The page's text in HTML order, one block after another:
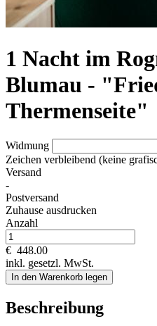
1 Nacht im
Blumau -
Thermenseite"
Widmung
Zeichen verbleibend (keine
Versand
-
Postversand
Zuhause ausdrucken
Anzahl
€ 448.00
inkl. gesetzl. MwSt.
In den Warenkorb legen
Beschreibung